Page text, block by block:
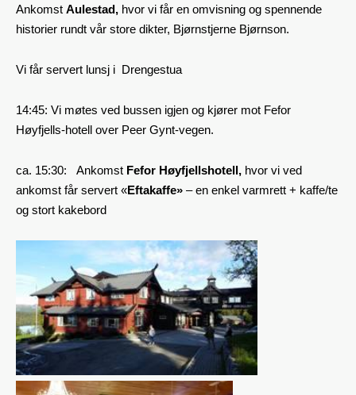
Ankomst Aulestad, hvor vi får en omvisning og spennende
historier rundt vår store dikter, Bjørnstjerne Bjørnson.
Vi får servert lunsj i Drengestua
14:45: Vi møtes ved bussen igjen og kjører mot Fefor
Høyfjells-hotell over Peer Gynt-vegen.
ca. 15:30: Ankomst Fefor Høyfjellshotell, hvor vi ved
ankomst får servert «Eftakaffe» – en enkel varmrett + kaffe/te
og stort kakebord